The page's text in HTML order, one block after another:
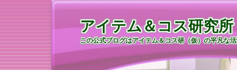
アイテム＆コス研究所
この公式ブログはアイテム＆コス研（仮）の平凡な